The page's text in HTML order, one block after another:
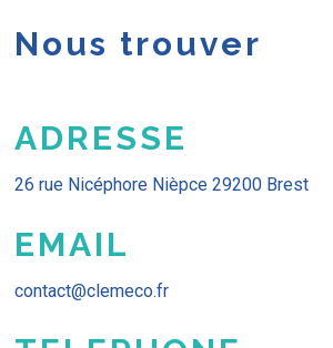
Nous trouver
ADRESSE
26 rue Nicéphore Nièpce 29200 Brest
EMAIL
contact@clemeco.fr